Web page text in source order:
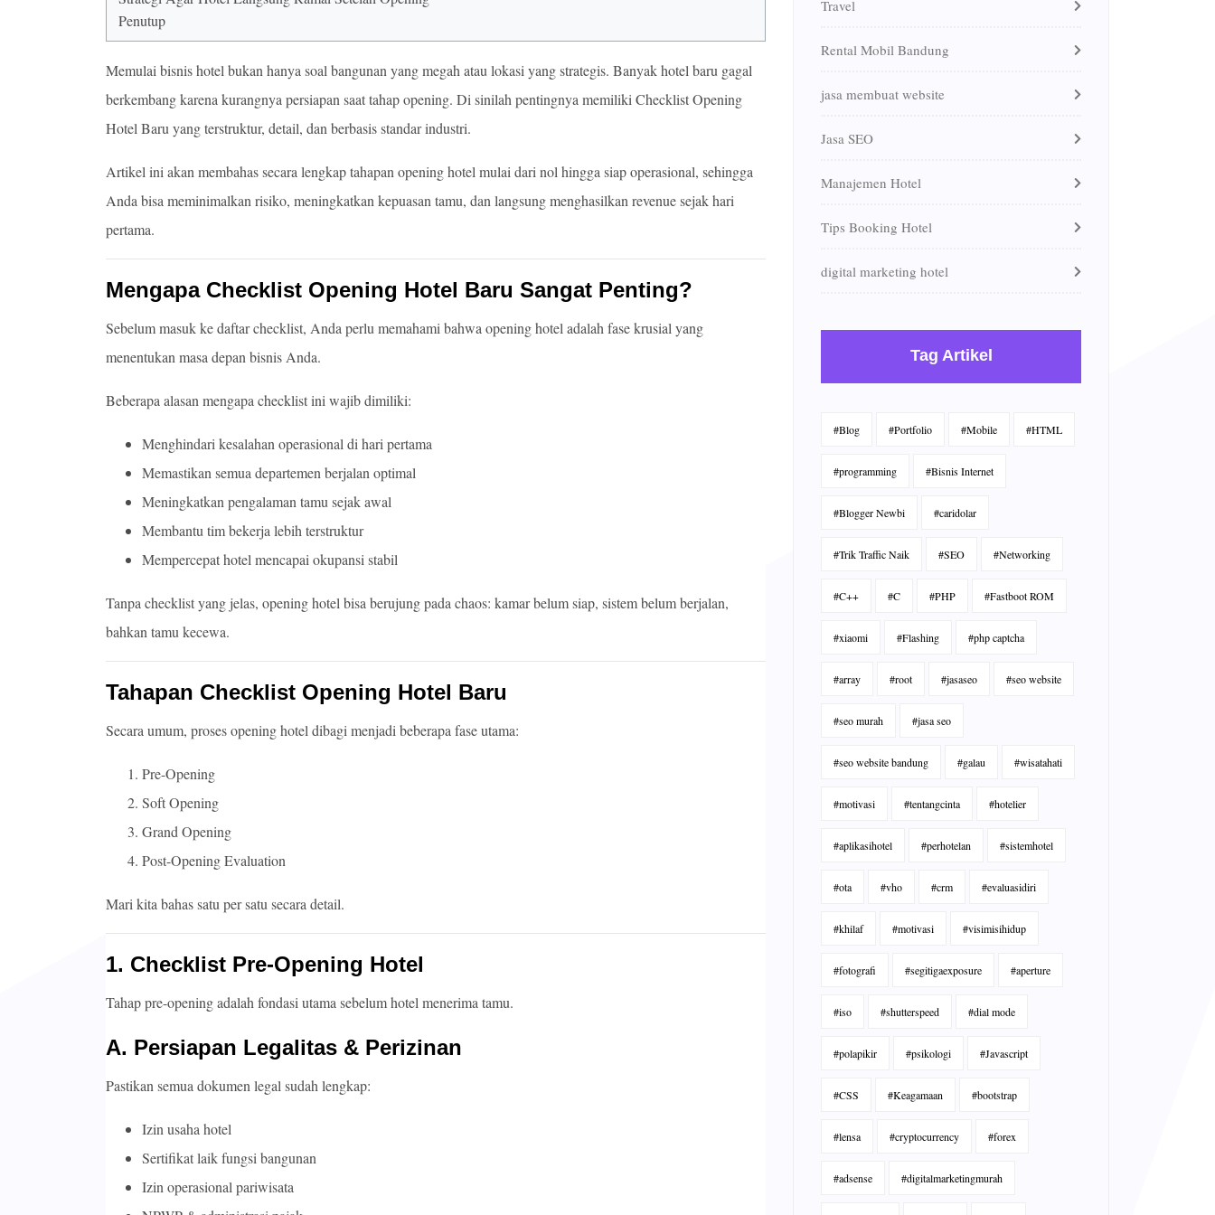
Penutup
Memulai bisnis hotel bukan hanya soal bangunan yang megah atau lokasi yang strategis. Banyak hotel baru gagal
berkembang karena kurangnya persiapan saat tahap opening. Di sinilah pentingnya memilikiChecklist Opening
Hotel Baruyang terstruktur, detail, dan berbasis standar industri.
Artikel ini akan membahas secara lengkap tahapan opening hotel mulai dari nol hingga siap operasional, sehingga
Anda bisa meminimalkan risiko, meningkatkan kepuasan tamu, dan langsung menghasilkan revenue sejak hari
pertama.
Mengapa Checklist Opening Hotel Baru Sangat Penting?
Sebelum masuk ke daftar checklist, Anda perlu memahami bahwa opening hotel adalah fase krusial yang
menentukan masa depan bisnis Anda.
Beberapa alasan mengapa checklist ini wajib dimiliki:
Menghindari kesalahan operasional di hari pertama
Memastikan semua departemen berjalan optimal
Meningkatkan pengalaman tamu sejak awal
Membantu tim bekerja lebih terstruktur
Mempercepat hotel mencapai okupansi stabil
Tanpa checklist yang jelas, opening hotel bisa berujung pada chaos: kamar belum siap, sistem belum berjalan,
bahkan tamu kecewa.
Tahapan Checklist Opening Hotel Baru
Secara umum, proses opening hotel dibagi menjadi beberapa fase utama:
Pre-Opening
Soft Opening
Grand Opening
Post-Opening Evaluation
Mari kita bahas satu per satu secara detail.
1. Checklist Pre-Opening Hotel
Tahap pre-opening adalah fondasi utama sebelum hotel menerima tamu.
A. Persiapan Legalitas & Perizinan
Pastikan semua dokumen legal sudah lengkap:
Izin usaha hotel
Sertifikat laik fungsi bangunan
Izin operasional pariwisata
Travel
Rental Mobil Bandung
jasa membuat website
Jasa SEO
Manajemen Hotel
Tips Booking Hotel
digital marketing hotel
Tag Artikel
#Blog #Portfolio #Mobile #HTML
#programming #Bisnis Internet
#Blogger Newbi #caridolar
#Trik Traffic Naik #SEO #Networking
#C++ #C #PHP #Fastboot ROM
#xiaomi #Flashing #php captcha
#array #root #jasaseo #seo website
#seo murah #jasa seo
#seo website bandung #galau #wisatahati
#motivasi #tentangcinta #hotelier
#aplikasihotel #perhotelan #sistemhotel
#ota #vho #crm #evaluasidiri
#khilaf #motivasi #visimisihidup
#fotografi #segitigaexposure #aperture
#iso #shutterspeed #dial mode
#polapikir #psikologi #Javascript
#CSS #Keagamaan #bootstrap
#lensa #cryptocurrency #forex
#adsense #digitalmarketingmurah